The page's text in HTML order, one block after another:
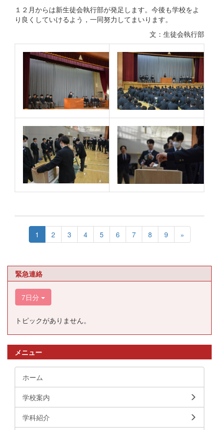
１２月からは新生徒会執行部が発足します。今後も学校をよ
り良くしていけるよう，一同努力してまいります。
文：生徒会執行部
1 2 3 4 5 6 7 8 9 »
緊急連絡
7日分
トピックがありません。
メニュー
ホーム
学校案内
学科紹介